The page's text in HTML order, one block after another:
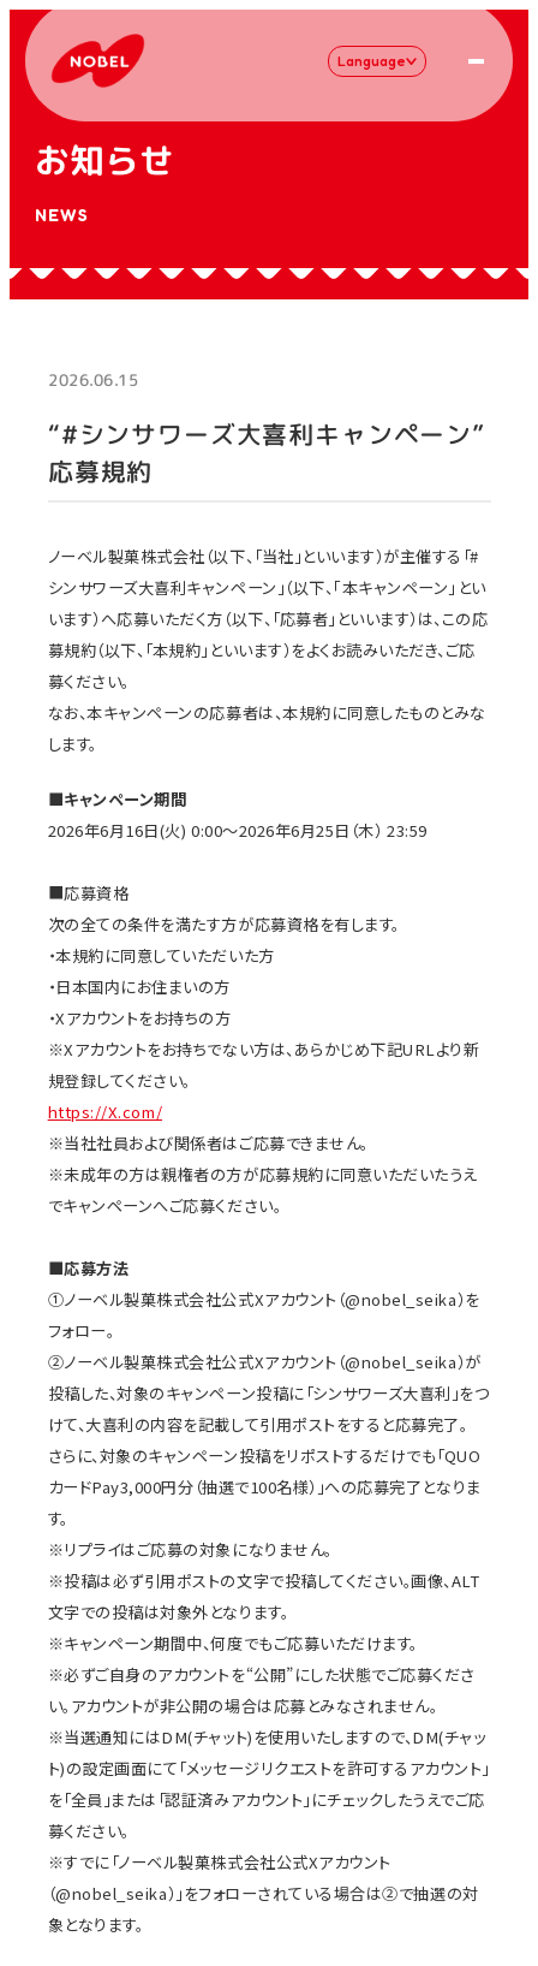
Language
お知らせ
NEWS
2026.06.15
“#シンサワーズ大喜利キャンペーン”
応募規約
ノーベル製菓株式会社（以下、「当社」といいます）が主催する「#
シンサワーズ大喜利キャンペーン」（以下、｢本キャンペーン｣とい
います）へ応募いただく方（以下、「応募者」といいます）は、この応
募規約（以下、「本規約」といいます）をよくお読みいただき、ご応
募ください。
なお、本キャンペーンの応募者は、本規約に同意したものとみな
します。
■キャンペーン期間
2026年6月16日(火) 0:00～2026年6月25日（木） 23:59
■応募資格
次の全ての条件を満たす方が応募資格を有します。
・本規約に同意していただいた方
・日本国内にお住まいの方
・Xアカウントをお持ちの方
※Xアカウントをお持ちでない方は、あらかじめ下記URLより新
規登録してください。
https://X.com/
※当社社員および関係者はご応募できません。
※未成年の方は親権者の方が応募規約に同意いただいたうえ
でキャンペーンへご応募ください。
■応募方法
①ノーベル製菓株式会社公式Xアカウント（@nobel_seika）を
フォロー。
②ノーベル製菓株式会社公式Xアカウント（@nobel_seika）が
投稿した、対象のキャンペーン投稿に「シンサワーズ大喜利」をつ
けて、大喜利の内容を記載して引用ポストをすると応募完了。
さらに、対象のキャンペーン投稿をリポストするだけでも「QUO
カードPay3,000円分（抽選で100名様）」への応募完了となりま
す。
※リプライはご応募の対象になりません。
※投稿は必ず引用ポストの文字で投稿してください。画像、ALT
文字での投稿は対象外となります。
※キャンペーン期間中、何度でもご応募いただけます。
※必ずご自身のアカウントを“公開”にした状態でご応募くださ
い。アカウントが非公開の場合は応募とみなされません。
※当選通知にはDM(チャット)を使用いたしますので、DM(チャッ
ト)の設定画面にて「メッセージリクエストを許可するアカウント」
を「全員」または「認証済みアカウント」にチェックしたうえでご応
募ください。
※すでに「ノーベル製菓株式会社公式Xアカウント
（@nobel_seika）」をフォローされている場合は②で抽選の対
象となります。